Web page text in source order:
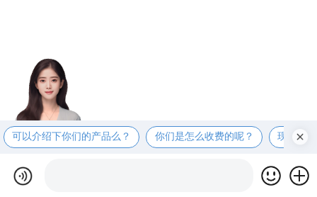
可以介绍下你们的产品么？ 你们是怎么收费的呢？ 现在有